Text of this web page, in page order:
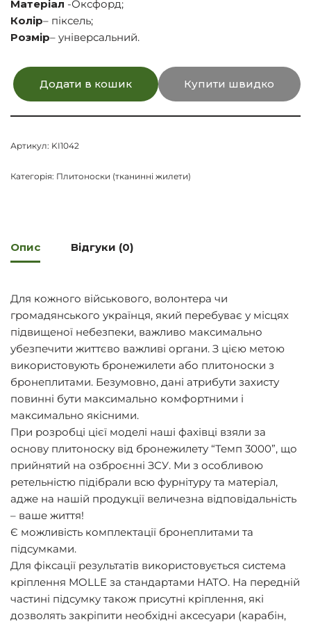
Матеріал -Оксфорд;
Колір– піксель;
Розмір– універсальний.
Додати в кошик Купити швидко
Артикул: KI1042
Категорія: Плитоноски (тканинні жилети)
Опис Відгуки (0)
Для кожного військового, волонтера чи
громадянського українця, який перебуває у місцях
підвищеної небезпеки, важливо максимально
убезпечити життєво важливі органи. З цією метою
використовують бронежилети або плитоноски з
бронеплитами. Безумовно, дані атрибути захисту
повинні бути максимально комфортними і
максимально якісними.
При розробці цієї моделі наші фахівці взяли за
основу плитоноску від бронежилету “Темп 3000”, що
прийнятий на озброєнні ЗСУ. Ми з особливою
ретельністю підібрали всю фурнітуру та матеріал,
адже на нашій продукції величезна відповідальність
– ваше життя!
Є можливість комплектації бронеплитами та
підсумками.
Для фіксації результатів використовується система
кріплення MOLLE за стандартами НАТО. На передній
частині підсумку також присутні кріплення, які
дозволять закріпити необхідні аксесуари (карабін,